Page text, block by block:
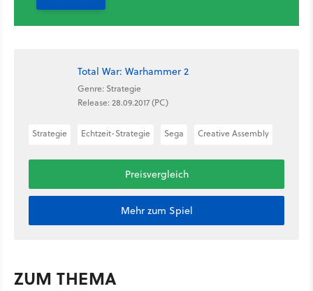
Total War: Warhammer 2
Genre: Strategie
Release: 28.09.2017 (PC)
Strategie Echtzeit-Strategie Sega Creative Assembly
Preisvergleich
Mehr zum Spiel
ZUM THEMA